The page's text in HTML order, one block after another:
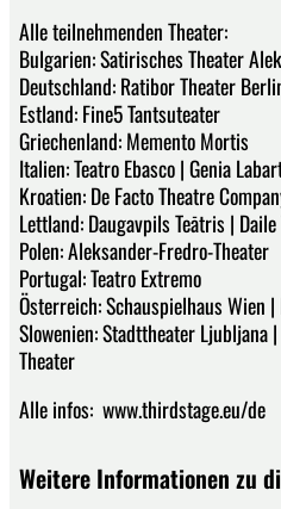
Alle teilnehmenden Theater:
Bulgarien: Satirisches Theater
Deutschland: Ratibor Theater
Estland: Fine5 Tantsuteater
Griechenland: Memento Mortis
Italien: Teatro Ebasco | Genia
Kroatien: De Facto Theatre
Lettland: Daugavpils Teātris |
Polen: Aleksander-Fredro-Theater
Portugal: Teatro Extremo
Österreich: Schauspielhaus Wien
Slowenien: Stadttheater Ljubljana
Theater
Alle infos: www.thirdstage.eu/de
Weitere Informationen zu